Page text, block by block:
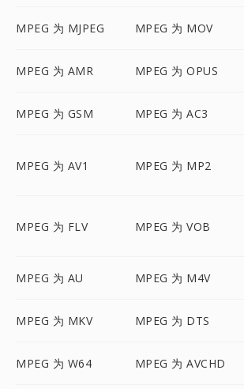
MPEG 为 MJPEG MPEG 为 MOV
MPEG 为 AMR MPEG 为 OPUS
MPEG 为 GSM MPEG 为 AC3
MPEG 为 AV1 MPEG 为 MP2
MPEG 为 FLV MPEG 为 VOB
MPEG 为 AU MPEG 为 M4V
MPEG 为 MKV MPEG 为 DTS
MPEG 为 W64 MPEG 为 AVCHD